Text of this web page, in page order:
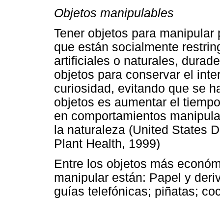
Objetos manipulables
Tener objetos para
que están socialmente
artificiales o naturales,
objetos para conservar el
curiosidad, evitando que se
objetos es aumentar el
en comportamientos
la naturaleza (United States
Plant Health, 1999)
Entre los objetos más
manipular están: Papel y
guías telefónicas; piñatas;